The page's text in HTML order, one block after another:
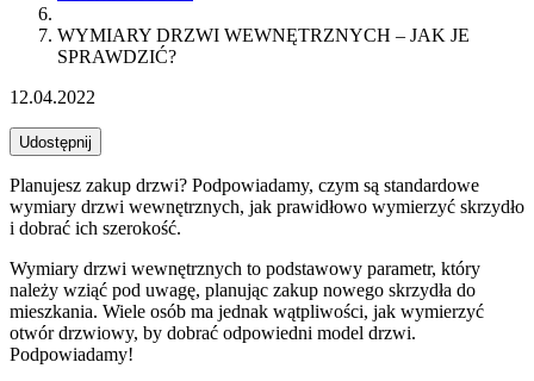
WYMIARY DRZWI WEWNĘTRZNYCH – JAK JE
SPRAWDZIĆ?
12.04.2022
Udostępnij
Planujesz zakup drzwi? Podpowiadamy, czym są standardowe
wymiary drzwi wewnętrznych, jak prawidłowo wymierzyć skrzydło
i dobrać ich szerokość.
Wymiary drzwi wewnętrznych to podstawowy parametr, który
należy wziąć pod uwagę, planując zakup nowego skrzydła do
mieszkania. Wiele osób ma jednak wątpliwości, jak wymierzyć
otwór drzwiowy, by dobrać odpowiedni model drzwi.
Podpowiadamy!